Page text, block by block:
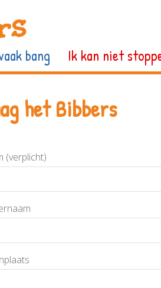
bang Ik kan niet
het Bibbers
(verplicht)